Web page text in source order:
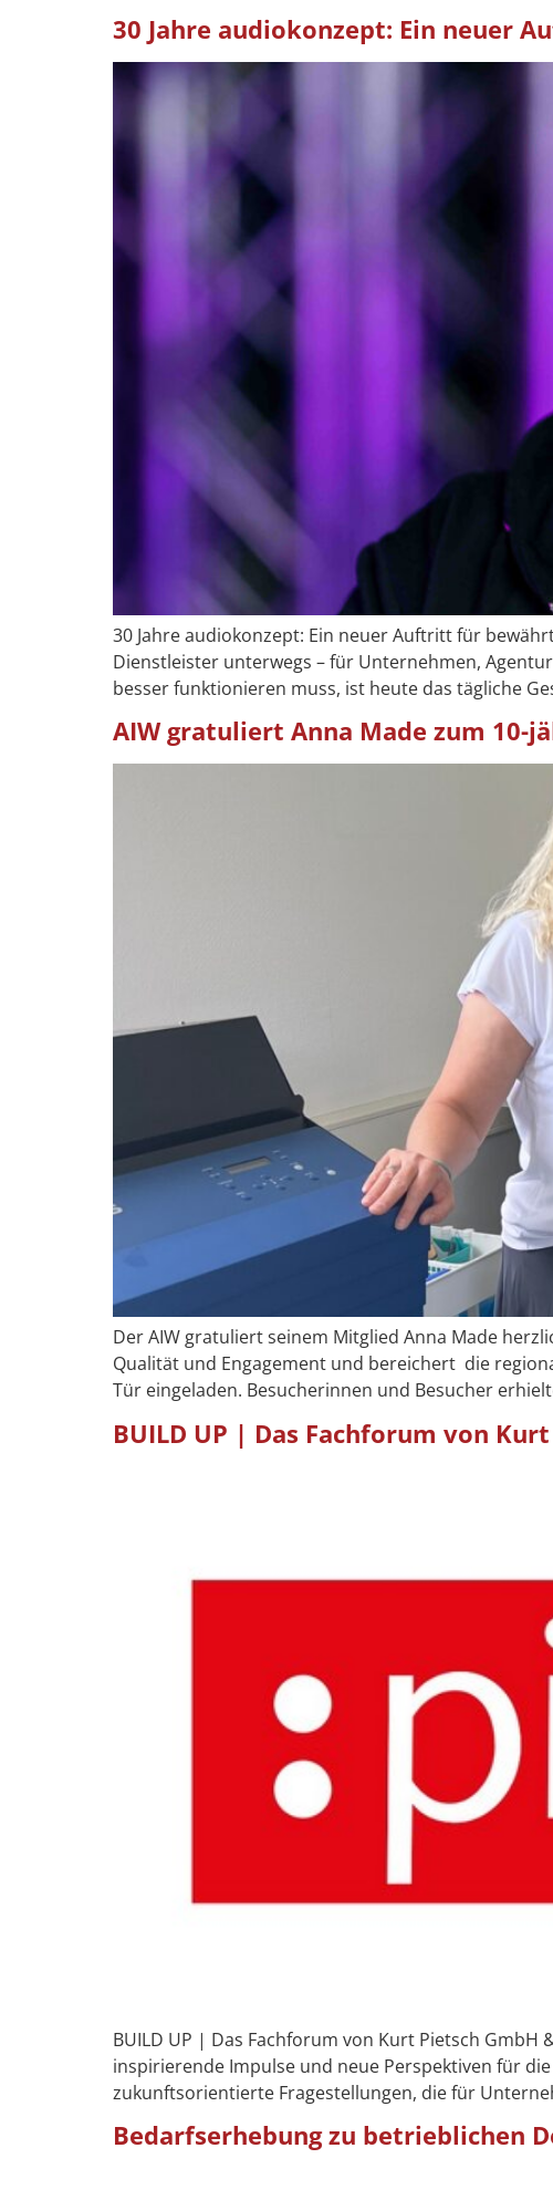
30 Jahre audiokonzept: Ein neuer
30 Jahre audiokonzept: Ein neuer Auftritt für
Dienstleister unterwegs – für Unternehmen,
besser funktionieren muss, ist heute das tägliche
AIW gratuliert Anna Made zum 10-
Der AIW gratuliert seinem Mitglied Anna Made
Qualität und Engagement und bereichert die
Tür eingeladen. Besucherinnen und Besucher
BUILD UP | Das Fachforum von
BUILD UP | Das Fachforum von Kurt Pietsch GmbH
inspirierende Impulse und neue Perspektiven für
zukunftsorientierte Fragestellungen, die für
Bedarfserhebung zu betrieblichen